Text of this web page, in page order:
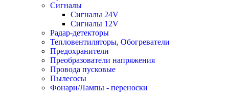
Сигналы
Сигналы 24V
Сигналы 12V
Радар-детекторы
Тепловентиляторы, Обогреватели
Предохранители
Преобразователи напряжения
Провода пусковые
Пылесосы
Фонари/Лампы - переноски